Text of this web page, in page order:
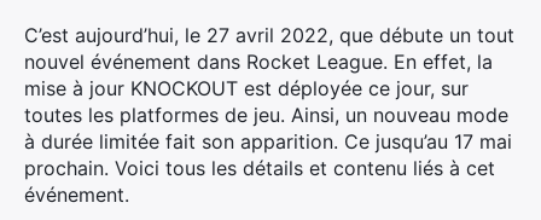
C’est aujourd’hui, le 27 avril 2022, que débute un tout
nouvel événement dans Rocket League. En effet, la
mise à jour KNOCKOUT est déployée ce jour, sur
toutes les platformes de jeu. Ainsi, un nouveau mode
à durée limitée fait son apparition. Ce jusqu’au 17 mai
prochain. Voici tous les détails et contenu liés à cet
événement.